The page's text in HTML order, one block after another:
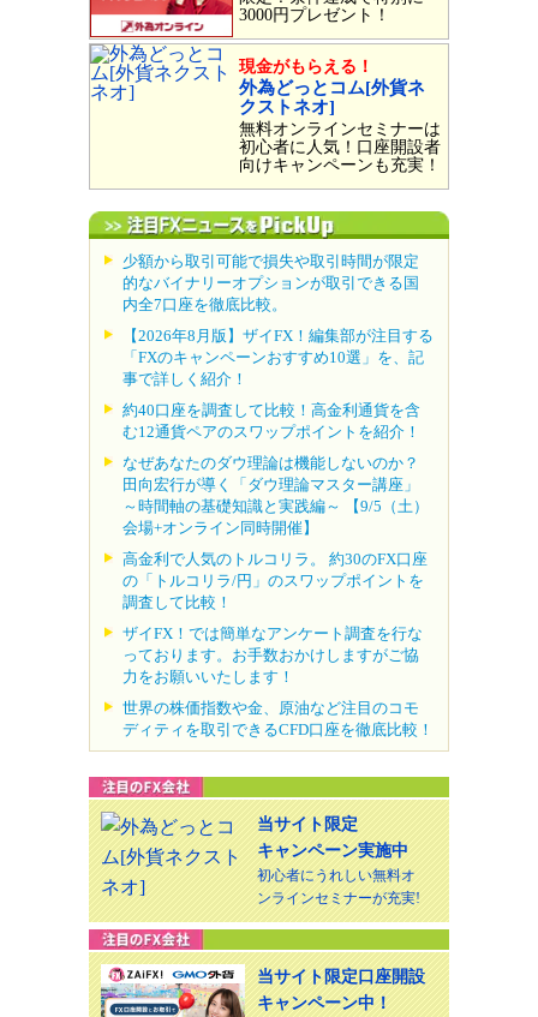
3000円プレゼント！
現金がもらえる！
外為どっとコム[外貨ネ
クストネオ]
無料オンラインセミナーは
初心者に人気！口座開設者
向けキャンペーンも充実！
少額から取引可能で損失や取引時間が限定
的なバイナリーオプションが取引できる国
内全7口座を徹底比較。
【2026年8月版】ザイFX！編集部が注目する
「FXのキャンペーンおすすめ10選」を、記
事で詳しく紹介！
約40口座を調査して比較！高金利通貨を含
む12通貨ペアのスワップポイントを紹介！
なぜあなたのダウ理論は機能しないのか？
田向宏行が導く「ダウ理論マスター講座」
～時間軸の基礎知識と実践編～ 【9/5（土）
会場+オンライン同時開催】
高金利で人気のトルコリラ。 約30のFX口座
の「トルコリラ/円」のスワップポイントを
調査して比較！
ザイFX！では簡単なアンケート調査を行な
っております。お手数おかけしますがご協
力をお願いいたします！
世界の株価指数や金、原油など注目のコモ
ディティを取引できるCFD口座を徹底比較！
当サイト限定
キャンペーン実施中
初心者にうれしい無料オ
ンラインセミナーが充実!
当サイト限定口座開設
キャンペーン中！